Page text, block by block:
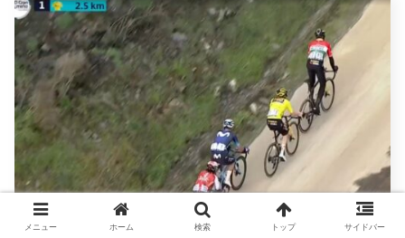
メニュー ホーム 検索 トップ サイドバー